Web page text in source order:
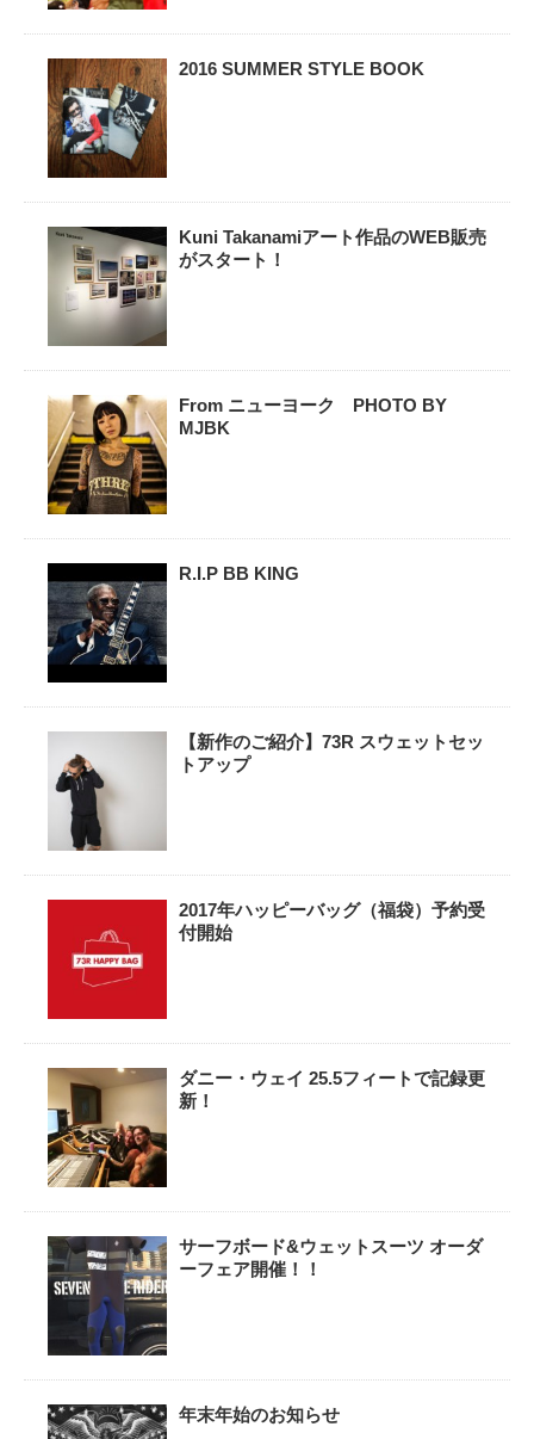
2016 SUMMER STYLE BOOK
Kuni Takanamiアート作品のWEB販売
がスタート！
From ニューヨーク PHOTO BY
MJBK
R.I.P BB KING
【新作のご紹介】73R スウェットセッ
トアップ
2017年ハッピーバッグ（福袋）予約受
付開始
ダニー・ウェイ 25.5フィートで記録更
新！
サーフボード&ウェットスーツ オーダ
ーフェア開催！！
年末年始のお知らせ